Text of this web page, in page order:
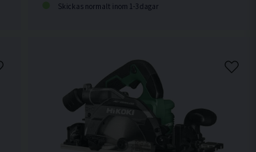
Skickas normalt inom 1-3 dagar